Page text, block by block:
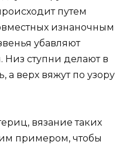
путем
изнаночным
убавляют
Низ ступни делают в
а верх вяжут по узору
вязание таких
примером, чтобы